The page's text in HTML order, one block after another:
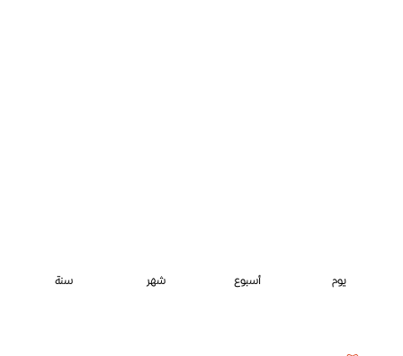
يوم أسبوع شهر سنة